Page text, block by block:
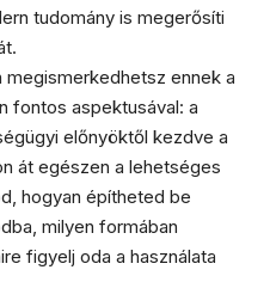
tudomány is megerősíti
ennek a
fontos aspektusával: a
előnyöktől kezdve a
át egészen a lehetséges
hogyan építheted be
milyen formában
figyelj oda a használata